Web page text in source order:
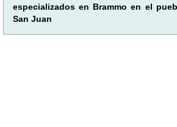
especializados en Brammo en el
San Juan